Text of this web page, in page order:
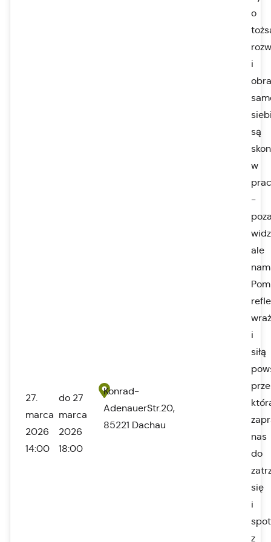
27.
marca
2026
14:00
do 27
marca
2026
18:00
Konrad-
AdenauerStr.20,
85221 Dachau
o
i
są
w
-
ale
i
siłą
nas
do
się
i
z